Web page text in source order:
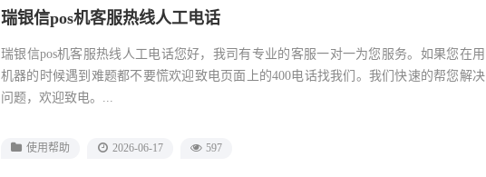
瑞银信pos机客服热线人工电话
瑞银信pos机客服热线人工电话您好，我司有专业的客服一对一为您服务。如果您在用
机器的时候遇到难题都不要慌欢迎致电页面上的400电话找我们。我们快速的帮您解决
问题，欢迎致电。...
使用帮助 2026-06-17 597